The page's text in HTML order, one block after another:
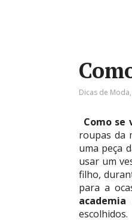
Dicas de Moda,
Como se
roupas da
uma peça
usar um
filho,
para a
escolhidos.